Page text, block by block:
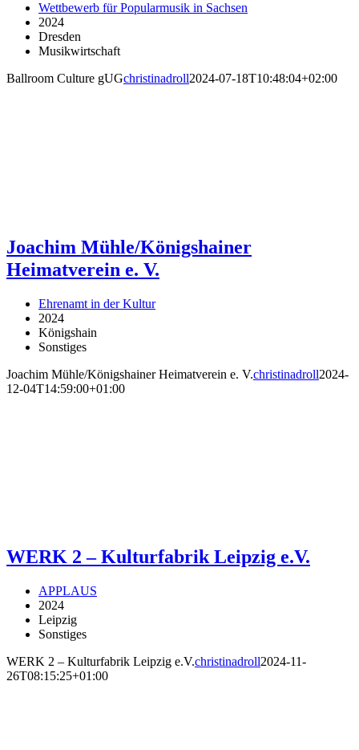
Wettbewerb für Popularmusik in Sachsen
2024
Dresden
Musikwirtschaft
Ballroom Culture gUGchristinadroll2024-07-18T10:48:04+02:00
Joachim Mühle/Königshainer
Heimatverein e. V.
Ehrenamt in der Kultur
2024
Königshain
Sonstiges
Joachim Mühle/Königshainer Heimatverein e. V.christinadroll2024-
12-04T14:59:00+01:00
WERK 2 – Kulturfabrik Leipzig e.V.
APPLAUS
2024
Leipzig
Sonstiges
WERK 2 – Kulturfabrik Leipzig e.V.christinadroll2024-11-
26T08:15:25+01:00